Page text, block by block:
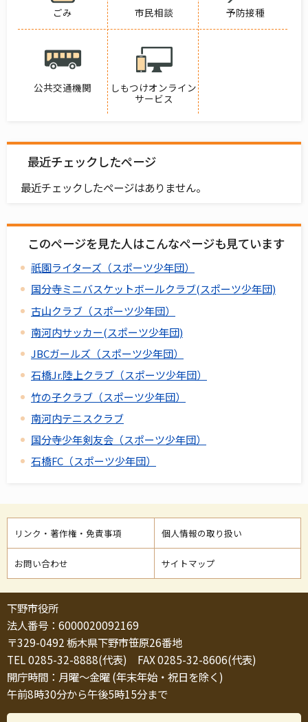
ごみ 市民相談 予防接種
公共交通機関
しもつけオンライン
サービス
最近チェックしたページ
最近チェックしたページはありません。
このページを見た人はこんなページも見ています
祇園ライターズ（スポーツ少年団）
国分寺ミニバスケットボールクラブ(スポーツ少年団)
古山クラブ（スポーツ少年団）
南河内サッカー(スポーツ少年団)
JBCガールズ（スポーツ少年団）
石橋Jr.陸上クラブ（スポーツ少年団）
竹の子クラブ（スポーツ少年団）
南河内テニスクラブ
国分寺少年剣友会（スポーツ少年団）
石橋FC（スポーツ少年団）
リンク・著作権・免責事項 個人情報の取り扱い
お問い合わせ サイトマップ
下野市役所
法人番号：6000020092169
〒329-0492 栃木県下野市笹原26番地
TEL 0285-32-8888(代表) FAX 0285-32-8606(代表)
開庁時間：月曜～金曜 (年末年始・祝日を除く)
午前8時30分から午後5時15分まで